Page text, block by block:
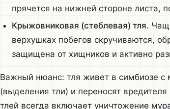
прячется на нижней стороне листа,
Крыжовниковая (стеблевая) тля.
верхушках побегов скручиваются,
защищена от хищников и активно
Важный нюанс: тля живет в симбиозе
(выделения тли) и переносят
тлей всегда включает уничтожение